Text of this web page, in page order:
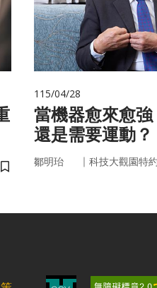
儲存書籤
115/04/28
當機器愈來愈
還是需要運動？
鄒明珆 ｜ 科技大觀園特